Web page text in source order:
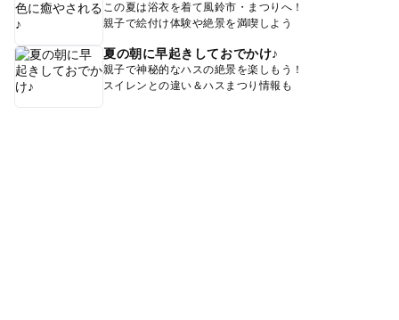
この夏は浴衣を着て風鈴市・まつりへ！
親子で絵付け体験や絶景を満喫しよう
夏の朝に早起きしておでかけ♪
親子で神秘的なハスの絶景を楽しもう！
スイレンとの違い＆ハスまつり情報も